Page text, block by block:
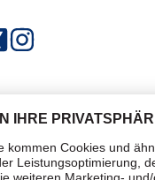
bezahlen